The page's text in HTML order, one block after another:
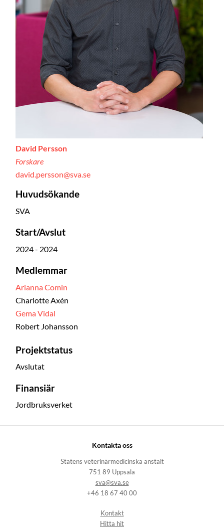
David Persson
Forskare
david.persson@sva.se
Huvudsökande
SVA
Start/Avslut
2024 - 2024
Medlemmar
Arianna Comin
Charlotte Axén
Gema Vidal
Robert Johansson
Projektstatus
Avslutat
Finansiär
Jordbruksverket
Kontakta oss
Statens veterinärmedicinska anstalt
751 89 Uppsala
sva@sva.se
+46 18 67 40 00
Kontakt
Hitta hit